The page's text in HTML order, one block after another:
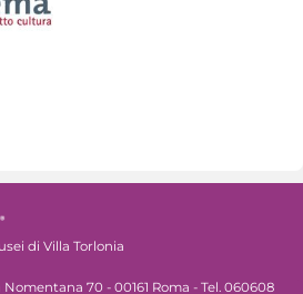
di Villa Torlonia
70 - 00161 Roma - Tel. 060608